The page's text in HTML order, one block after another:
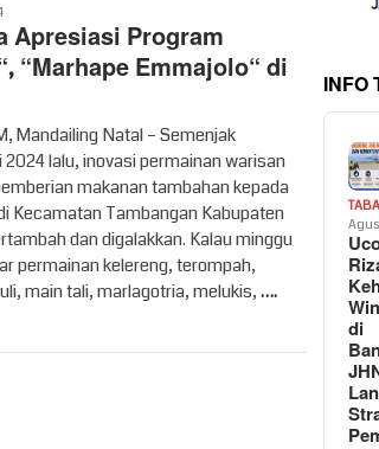
Apresiasi Program
“Marhape Emmajolo“ di
Mandailing Natal – Semenjak
2024 lalu, inovasi permainan warisan
makanan tambahan kepada
Kecamatan Tambangan Kabupaten
dan digalakkan. Kalau minggu
permainan kelereng, terompah,
main tali, marlagotria, melukis,….
INFO
di